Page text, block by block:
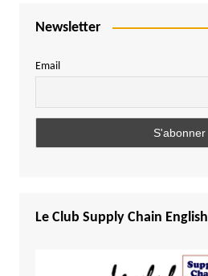
Newsletter
Email
Le Club Supply Chain English